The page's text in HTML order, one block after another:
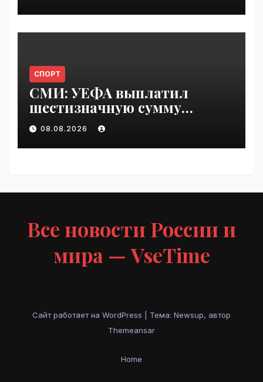
СПОРТ
СМИ: УЕФА выплатил
шестизначную сумму
любовнице Инфантино |
VseTime.ru
08.08.2026
Все новости России и
мира — VseTime
Сайт работает на WordPress
Тема: Newsup, автор
Themeansar
Home